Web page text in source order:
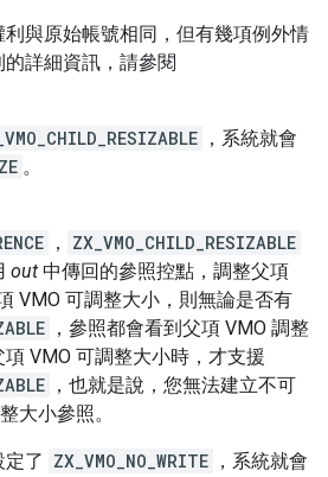
與原始帳號相同，但有幾項例外情
詳細資訊，請參閱
，系統就會
。
，
ZX_VMO_CHILD_RESIZABLE
out 中傳回的參照控點，調整父項
VMO 可調整大小，則無論是否有
，參照都會看到父項 VMO 調整
VMO 可調整大小時，才支援
，也就是說，您無法建立不可
大小參照。
了 ZX_VMO_NO_WRITE ，系統就會